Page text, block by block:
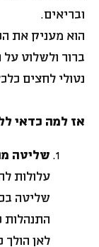
ובריאים.
הוא מעניק את
ברור ולשלוט על
נטולי לחצים
אז למה כדאי
שליטה
עלולות
שליטה
התנהלות
לאן הולך